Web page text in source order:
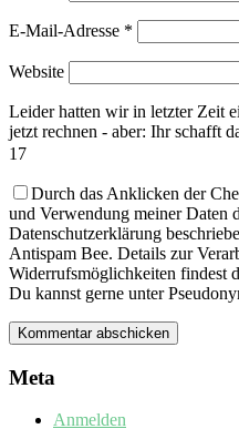
E-Mail-Adresse *
Website
Leider hatten wir in letzter Zeit
jetzt rechnen - aber: Ihr schafft
17
Durch das Anklicken der
und Verwendung meiner Daten
Datenschutzerklärung
Antispam Bee. Details zur
Widerrufsmöglichkeiten findest
Du kannst gerne unter
Meta
Anmelden